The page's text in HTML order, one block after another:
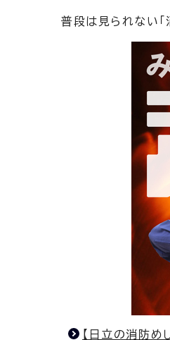
普段は見られない
【日立の消防め